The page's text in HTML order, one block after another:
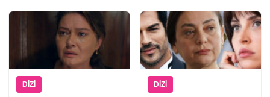
DIZI DIZI